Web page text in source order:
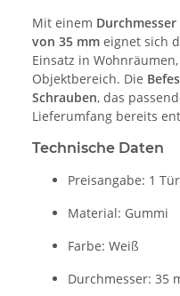
Mit einem
von 35 mm eignet sich
Einsatz in
Objektbereich. Die
Schrauben, das
Lieferumfang bereits
Technische Daten
Preisangabe: 1
Material: Gummi
Farbe: Weiß
Durchmesser: 35